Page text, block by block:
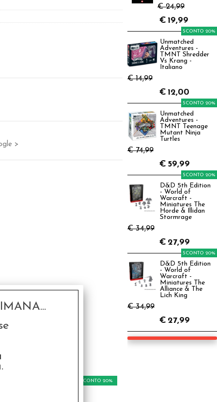
>
SCONTO 20%
€ 24,99
€ 19,99
Unmatched
Adventures -
TMNT Shredder
Vs Krang -
Italiano
€ 14,99
SCONTO 20%
€ 12,00
Unmatched
Adventures -
TMNT Teenage
Mutant Ninja
Turtles
€ 74,99
SCONTO 20%
€ 59,99
D&D 5th Edition
- World of
Warcraft -
Miniatures The
Horde & Illidan
Stormrage
€ 34,99
SCONTO 20%
€ 27,99
D&D 5th Edition
- World of
Warcraft -
Miniatures The
Alliance & The
Lich King
€ 34,99
SCONTO 20%
€ 27,99